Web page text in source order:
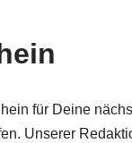
für Deine
Unserer